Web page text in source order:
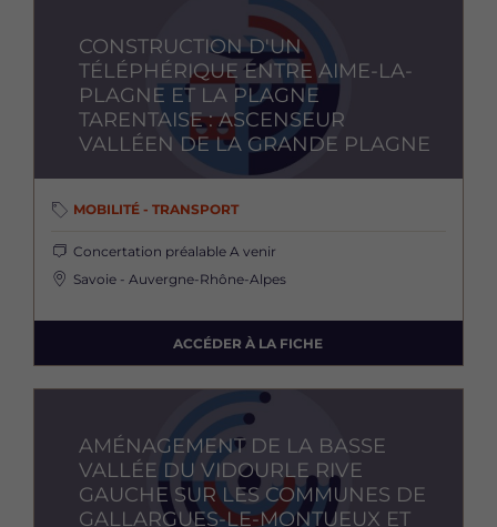
CONSTRUCTION D'UN
TÉLÉPHÉRIQUE ENTRE AIME-LA-
PLAGNE ET LA PLAGNE
TARENTAISE : ASCENSEUR
VALLÉEN DE LA GRANDE PLAGNE
MOBILITÉ - TRANSPORT
Concertation préalable A venir
Savoie - Auvergne-Rhône-Alpes
ACCÉDER À LA FICHE
AMÉNAGEMENT DE LA BASSE
VALLÉE DU VIDOURLE RIVE
GAUCHE SUR LES COMMUNES DE
GALLARGUES-LE-MONTUEUX ET